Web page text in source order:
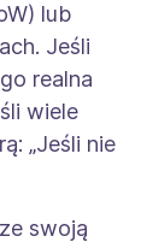
lub
Jeśli
realna
wiele
„Jeśli nie
swoją